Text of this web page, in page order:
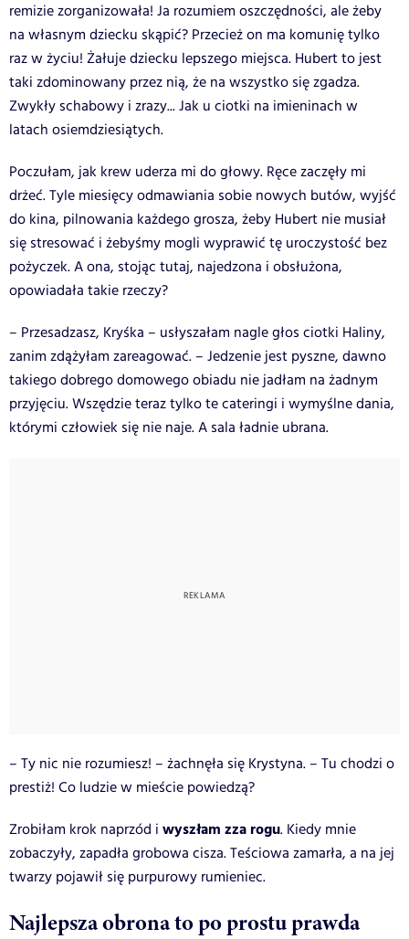
remizie zorganizowała! Ja rozumiem oszczędności, ale żeby
na własnym dziecku skąpić? Przecież on ma komunię tylko
raz w życiu! Żałuje dziecku lepszego miejsca. Hubert to jest
taki zdominowany przez nią, że na wszystko się zgadza.
Zwykły schabowy i zrazy... Jak u ciotki na imieninach w
latach osiemdziesiątych.
Poczułam, jak krew uderza mi do głowy. Ręce zaczęły mi
drżeć. Tyle miesięcy odmawiania sobie nowych butów, wyjść
do kina, pilnowania każdego grosza, żeby Hubert nie musiał
się stresować i żebyśmy mogli wyprawić tę uroczystość bez
pożyczek. A ona, stojąc tutaj, najedzona i obsłużona,
opowiadała takie rzeczy?
– Przesadzasz, Kryśka – usłyszałam nagle głos ciotki Haliny,
zanim zdążyłam zareagować. – Jedzenie jest pyszne, dawno
takiego dobrego domowego obiadu nie jadłam na żadnym
przyjęciu. Wszędzie teraz tylko te cateringi i wymyślne dania,
którymi człowiek się nie naje. A sala ładnie ubrana.
– Ty nic nie rozumiesz! – żachnęła się Krystyna. – Tu chodzi o
prestiż! Co ludzie w mieście powiedzą?
Zrobiłam krok naprzód i wyszłam zza rogu. Kiedy mnie
zobaczyły, zapadła grobowa cisza. Teściowa zamarła, a na jej
twarzy pojawił się purpurowy rumieniec.
Najlepsza obrona to po prostu prawda